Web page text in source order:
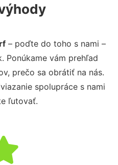
– poďte do toho s nami –
Ponúkame vám prehľad
prečo sa obrátiť na nás.
spolupráce s nami
ľutovať.